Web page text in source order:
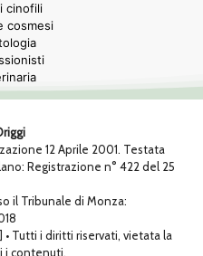
cinofili
cosmesi
12 Aprile 2001. Testata
Registrazione n° 422 del 25
il Tribunale di Monza:
Tutti i diritti riservati, vietata la
i contenuti.